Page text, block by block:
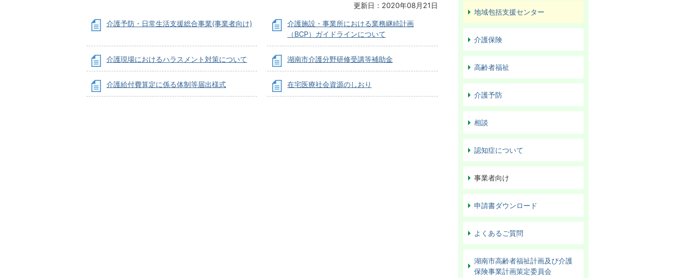
更新日：2020年08月21日
介護予防・日常生活支援総合事業(事業者向け)
介護施設・事業所における業務継続計画
（BCP）ガイドラインについて
介護現場におけるハラスメント対策について 湖南市介護分野研修受講等補助金
介護給付費算定に係る体制等届出様式 在宅医療社会資源のしおり
地域包括支援センター
介護保険
高齢者福祉
介護予防
相談
認知症について
事業者向け
申請書ダウンロード
よくあるご質問
湖南市高齢者福祉計画及び介護
保険事業計画策定委員会